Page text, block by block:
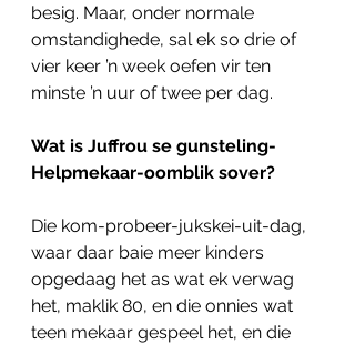
besig. Maar, onder normale
omstandighede, sal ek so drie of
vier keer ’n week oefen vir ten
minste ’n uur of twee per dag.
Wat is Juffrou se gunsteling-
Helpmekaar-oomblik sover?
Die kom-probeer-jukskei-uit-dag,
waar daar baie meer kinders
opgedaag het as wat ek verwag
het, maklik 80, en die onnies wat
teen mekaar gespeel het, en die